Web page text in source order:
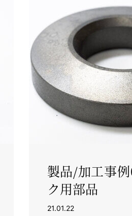
製品/加工事
ク用部品
21.01.22